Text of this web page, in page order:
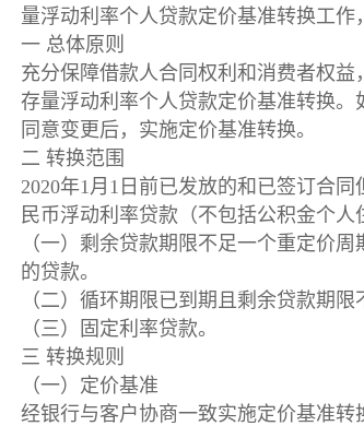
量浮动利率个人贷款定价基准转换工作
一 总体原则
充分保障借款人合同权利和消费者权
存量浮动利率个人贷款定价基准转换
同意变更后，实施定价基准转换。
二 转换范围
2020年1月1日前已发放的和已签订合
民币浮动利率贷款（不包括公积金个人
（一）剩余贷款期限不足一个重定价
的贷款。
（二）循环期限已到期且剩余贷款期
（三）固定利率贷款。
三 转换规则
（一）定价基准
经银行与客户协商一致实施定价基准